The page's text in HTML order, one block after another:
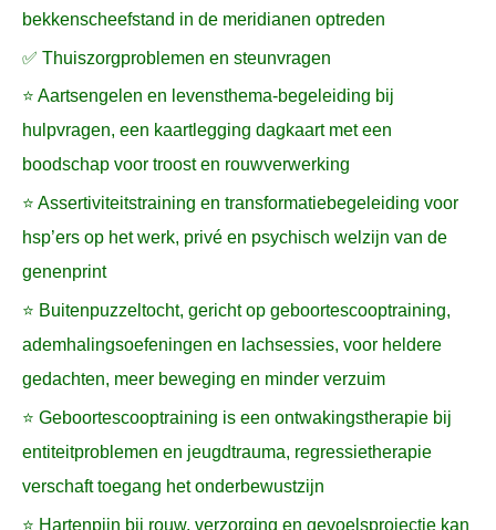
bekkenscheefstand in de meridianen optreden
✅ Thuiszorgproblemen en steunvragen
⭐ Aartsengelen en levensthema-begeleiding bij
hulpvragen, een kaartlegging dagkaart met een
boodschap voor troost en rouwverwerking
⭐ Assertiviteitstraining en transformatiebegeleiding voor
hsp’ers op het werk, privé en psychisch welzijn van de
genenprint
⭐ Buitenpuzzeltocht, gericht op geboortescooptraining,
ademhalingsoefeningen en lachsessies, voor heldere
gedachten, meer beweging en minder verzuim
⭐ Geboortescooptraining is een ontwakingstherapie bij
entiteitproblemen en jeugdtrauma, regressietherapie
verschaft toegang het onderbewustzijn
⭐ Hartenpijn bij rouw, verzorging en gevoelsprojectie kan